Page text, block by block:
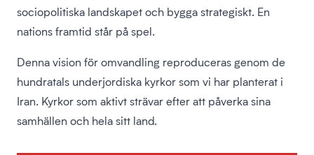
sociopolitiska landskapet och bygga strategiskt. En
nations framtid står på spel.
Denna vision för omvandling reproduceras genom de
hundratals underjordiska kyrkor som vi har planterat i
Iran. Kyrkor som aktivt strävar efter att påverka sina
samhällen och hela sitt land.